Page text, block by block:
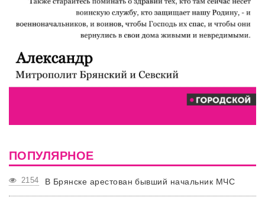
ПОПУЛЯРНОЕ
2154 В Брянске арестован бывший начальник МЧС